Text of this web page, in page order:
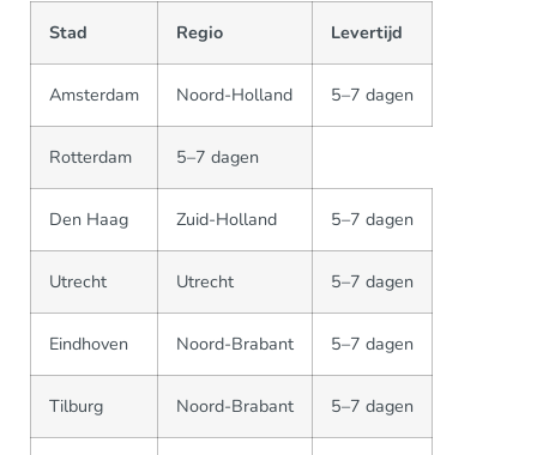
Stad Regio Levertijd
Amsterdam Noord-Holland 5–7 dagen
Rotterdam 5–7 dagen
Den Haag Zuid-Holland 5–7 dagen
Utrecht Utrecht 5–7 dagen
Eindhoven Noord-Brabant 5–7 dagen
Tilburg Noord-Brabant 5–7 dagen